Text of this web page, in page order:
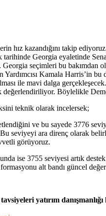
hız kazandığını takip
Georgia eyaletinde
seçimleri bu bakımdan
Kamala Harris’in
ile mavi dalga
Böylelikle
teknik olarak incelersek;
ve bu sayede 3776
seviyeyi ara direnç olarak
görüyoruz.
ise 3755 seviyesi artık
alt bandı güncel
yatırım